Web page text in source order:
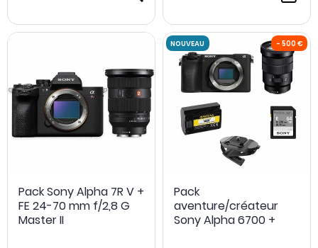
- 700 €
Pack Sony Alpha 7R V +
FE 24-70 mm f/2,8 G
Master II
Pack
aventure/créateur
Sony Alpha 6700 +